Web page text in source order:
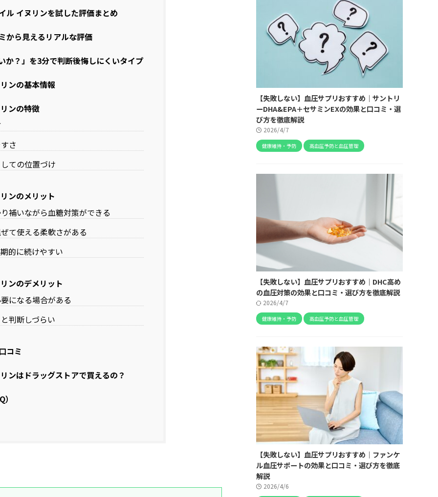
ル イヌリンを試した評価まとめ
から見えるリアルな評価
か？」を3分で判断後悔しにくいタイプ
ンの基本情報
ンの特徴
さ
ての位置づけ
ンのメリット
補いながら血糖対策ができる
て使える柔軟さがある
的に続けやすい
ンのデメリット
になる場合がある
判断しづらい
コミ
ンはドラッグストアで買えるの？
【失敗しない】血圧サプリおすすめ｜サントリ
ーDHA&EPA＋セサミンEXの効果と口コミ・選
び方を徹底解説
2026/4/7
健康維持・予防 高血圧予防と血圧管理
【失敗しない】血圧サプリおすすめ｜DHC高め
の血圧対策の効果と口コミ・選び方を徹底解説
2026/4/7
健康維持・予防 高血圧予防と血圧管理
【失敗しない】血圧サプリおすすめ｜ファンケ
ル血圧サポートの効果と口コミ・選び方を徹底
解説
2026/4/6